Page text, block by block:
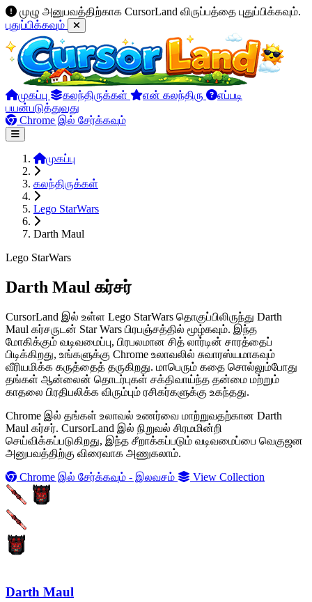
முழு அனுபவத்திற்காக CursorLand விருப்பத்தை புதுப்பிக்கவும்.
புதுப்பிக்கவும்
முகப்பு கலந்திருக்கள் என் கலந்திரு
எப்படி
பயன்படுத்துவது
Chrome இல் சேர்க்கவும்
முகப்பு
கலந்திருக்கள்
Lego StarWars
Darth Maul
Lego StarWars
Darth Maul கர்சர்
CursorLand இல் உள்ள Lego StarWars தொகுப்பிலிருந்து Darth
Maul கர்சருடன் Star Wars பிரபஞ்சத்தில் மூழ்கவும். இந்த
மோகிக்கும் வடிவமைப்பு, பிரபலமான சித் லார்டின் சாரத்தைப்
பிடிக்கிறது, உங்களுக்கு Chrome உலாவலில் சுவாரஸ்யமாகவும்
வீரியமிக்க கருத்தைத் தருகிறது. மாபெரும் கதை சொல்லும்போது
தங்கள் ஆன்லைன் தொடர்புகள் சக்திவாய்ந்த தன்மை மற்றும்
காதலை பிரதிபலிக்க விரும்பும் ரசிகர்களுக்கு உகந்தது.
Chrome இல் தங்கள் உலாவல் உணர்வை மாற்றுவதற்கான Darth
Maul கர்சர். CursorLand இல் நிறுவல் சிரமமின்றி
செய்விக்கப்படுகிறது, இந்த சீறாக்கப்படும் வடிவமைப்பை வெகுஜன
அனுபவத்திற்கு விரைவாக அணுகலாம்.
Chrome இல் சேர்க்கவும் - இலவசம்
View Collection
Darth Maul